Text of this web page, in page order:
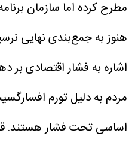
مطرح کرده اما سازمان
هنوز به جمع‌بندی نهایی
اشاره به فشار اقتصادی
مردم به دلیل تورم
اساسی تحت فشار هستند.